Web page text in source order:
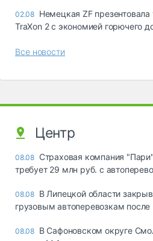
02.08 Немецкая ZF
TraXon 2 с экономией горючего
Все новости
Центр
08.08 Страховая компания
требует 29 млн руб. с
08.08 В Липецкой области
грузовым автоперевозкам после
08.08 В Сафоновском округе